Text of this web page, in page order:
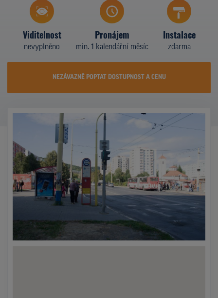
CENY
Z PRAXE
KDO JSME
PROMO AKCE
Viditelnost
nevyplněno
Pronájem
min. 1 kalendářní měsíc
Instalace
zdarma
NEZÁVAZNĚ POPTAT DOSTUPNOST A CENU